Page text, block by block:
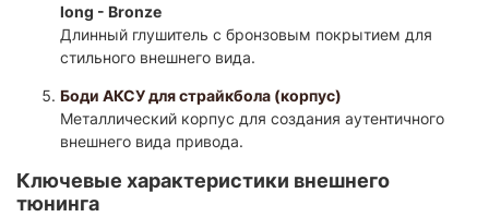
long - Bronze
Длинный глушитель с бронзовым покрытием для
стильного внешнего вида.​
Боди АКСУ для страйкбола (корпус)
Металлический корпус для создания аутентичного
внешнего вида привода.​
Ключевые характеристики внешнего
тюнинга